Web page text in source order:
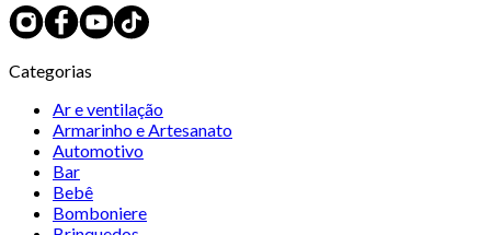
Categorias
Ar e ventilação
Armarinho e Artesanato
Automotivo
Bar
Bebê
Bomboniere